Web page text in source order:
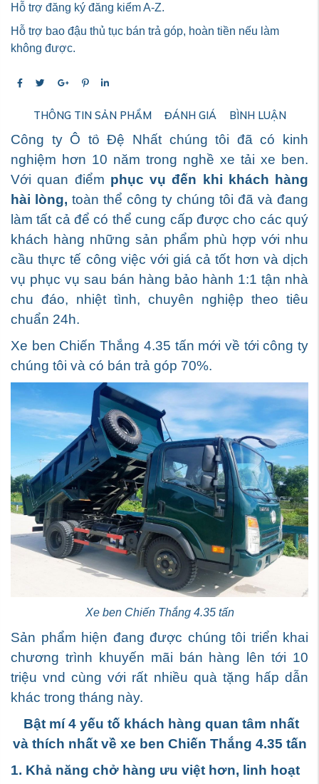
Hỗ trợ đăng ký đăng kiểm A-Z.
Hỗ trợ bao đậu thủ tục bán trả góp, hoàn tiền nếu làm
không được.
THÔNG TIN SẢN PHẨM ĐÁNH GIÁ BÌNH LUẬN
Công ty Ô tô Đệ Nhất chúng tôi đã có kinh
nghiệm hơn 10 năm trong nghề xe tải xe ben.
Với quan điểm phục vụ đến khi khách hàng
hài lòng, toàn thể công ty chúng tôi đã và đang
làm tất cả để có thể cung cấp được cho các quý
khách hàng những sản phẩm phù hợp với nhu
cầu thực tế công việc với giá cả tốt hơn và dịch
vụ phục vụ sau bán hàng bảo hành 1:1 tận nhà
chu đáo, nhiệt tình, chuyên nghiệp theo tiêu
chuẩn 24h.
Xe ben Chiến Thắng 4.35 tấn mới về tới công ty
chúng tôi và có bán trả góp 70%.
Xe ben Chiến Thắng 4.35 tấn
Sản phẩm hiện đang được chúng tôi triển khai
chương trình khuyến mãi bán hàng lên tới 10
triệu vnd cùng với rất nhiều quà tặng hấp dẫn
khác trong tháng này.
Bật mí 4 yếu tố khách hàng quan tâm nhất
và thích nhất về xe ben Chiến Thắng 4.35 tấn
1. Khả năng chở hàng ưu việt hơn, linh hoạt